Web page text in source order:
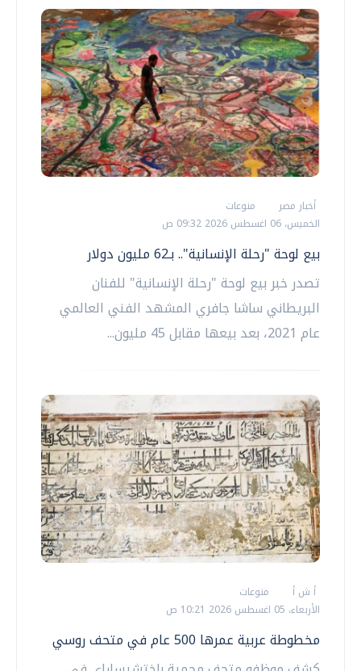
أخبار مصر
منوعات
الخميس، 06 اغسطس 2026 09:32 ص
بيع لوحة "رحلة الإنسانية".. بـ62 مليون دولار
تصدر خبر بيع لوحة "رحلة الإنسانية" للفنان
البريطاني ساشا جافري المشهد الفني العالمي
عام 2021، بعد بيعها مقابل 45 مليون...
أ ش أ
منوعات
الأربعاء، 05 اغسطس 2026 10:21 ص
مخطوطة عربية عمرها 500 عام في متحف روسي